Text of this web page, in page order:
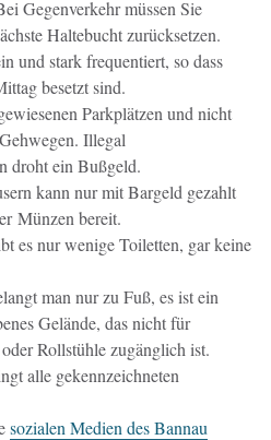
Gegenverkehr müssen Sie
Haltebucht zurücksetzen.
und stark frequentiert, so dass
besetzt sind.
Parkplätzen und nicht
Illegal
droht ein Bußgeld.
kann nur mit Bargeld gezahlt
Münzen bereit.
es nur wenige Toiletten, gar keine
man nur zu Fuß, es ist ein
Gelände, das nicht für
Rollstühle zugänglich ist.
alle gekennzeichneten
sozialen Medien des Bannau